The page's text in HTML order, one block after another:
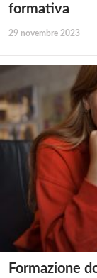
formativa
29 novembre 2023
Formazione